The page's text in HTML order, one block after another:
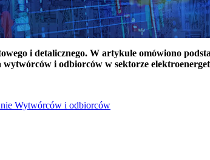
i detalicznego. W artykule omówiono
wytwórców i odbiorców w sektorze
Wytwórców i odbiorców